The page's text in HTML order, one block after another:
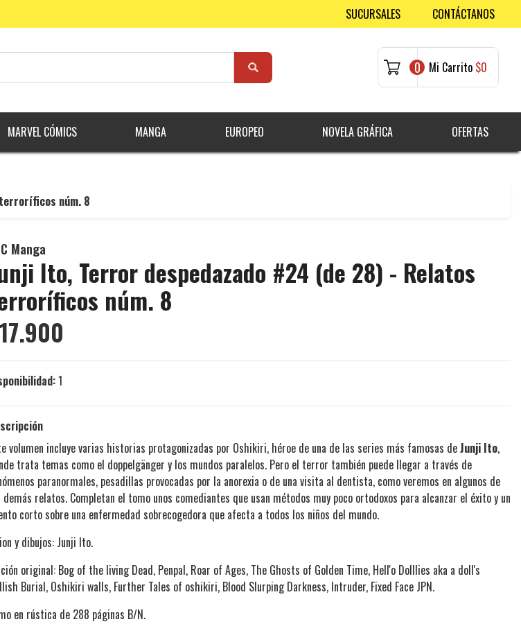
SUCURSALES CONTÁCTANOS
0 Mi Carrito $0
MARVEL CÓMICS MANGA EUROPEO NOVELA GRÁFICA OFERTAS
núm. 8
Manga
Ito, Terror despedazado #24 (de 28) - Relatos
núm. 8
1
volumen incluye varias historias protagonizadas por Oshikiri, héroe de una de las series más famosas deJunji Ito,
trata temas como el doppelgänger y los mundos paralelos. Pero el terror también puede llegar a través de
paranormales, pesadillas provocadas por la anorexia o de una visita al dentista, como veremos en algunos de
demás relatos. Completan el tomo unos comediantes que usan métodos muy poco ortodoxos para alcanzar el éxito y un
corto sobre una enfermedad sobrecogedora que afecta a todos los niños del mundo.
y dibujos: Junji Ito.
original: Bog of the living Dead, Penpal, Roar of Ages, The Ghosts of Golden Time, Hell'o Dolllies aka a doll's
Burial, Oshikiri walls, Further Tales of oshikiri, Blood Slurping Darkness, Intruder, Fixed Face JPN.
en rústica de 288 páginas B/N.